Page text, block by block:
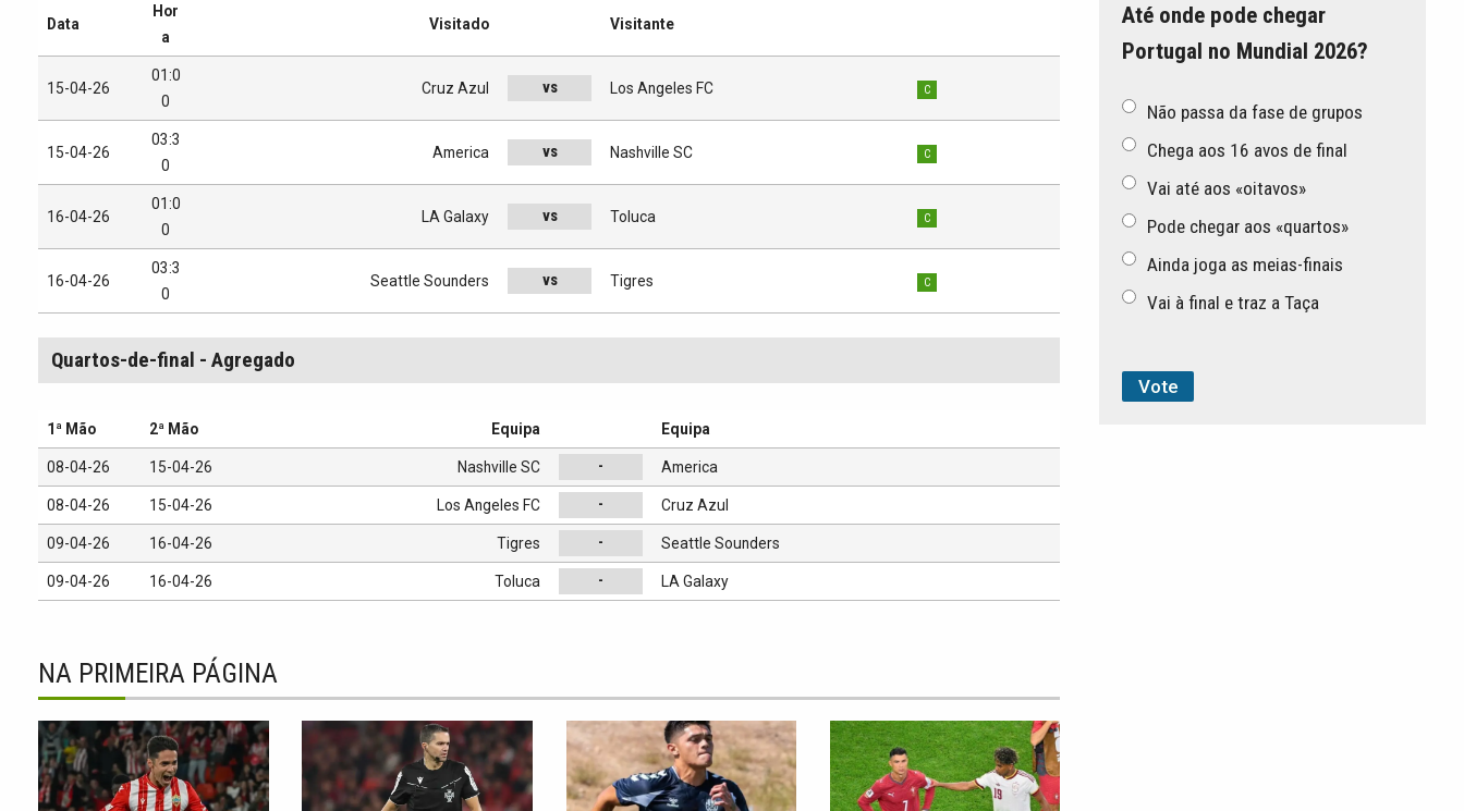
Data
Hor
a
Visitado Visitante
15-04-26
01:0
0
Cruz Azul vs Los Angeles FC C
15-04-26
03:3
0
America vs Nashville SC C
16-04-26
01:0
0
LA Galaxy vs Toluca C
16-04-26
03:3
0
Seattle Sounders vs Tigres C
Quartos-de-final - Agregado
1ª Mão 2ª Mão Equipa Equipa
08-04-26 15-04-26 Nashville SC - America
08-04-26 15-04-26 Los Angeles FC - Cruz Azul
09-04-26 16-04-26 Tigres - Seattle Sounders
09-04-26 16-04-26 Toluca - LA Galaxy
NA PRIMEIRA PÁGINA
Até onde pode chegar
Portugal no Mundial 2026?
Não passa da fase de grupos
Chega aos 16 avos de final
Vai até aos «oitavos»
Pode chegar aos «quartos»
Ainda joga as meias-finais
Vai à final e traz a Taça